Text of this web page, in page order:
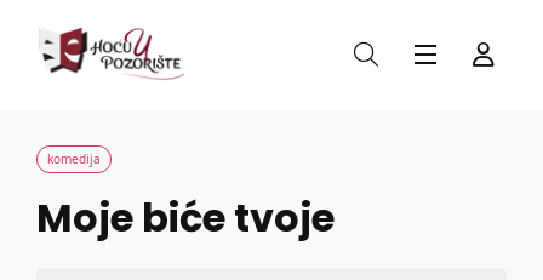
komedija
Moje biće tvoje